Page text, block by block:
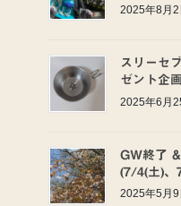
2025年8月2
スリーセ
ゼント企
2025年6月
GW終了
(7/4(土)、
2025年5月9